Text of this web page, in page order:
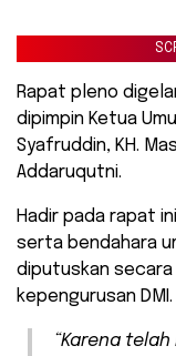
Rapat pleno
dipimpin Ketua
Syafruddin, KH.
Addaruqutni.
Hadir pada rapat
serta bendahara
diputuskan
kepengurusan DMI.
“Karena